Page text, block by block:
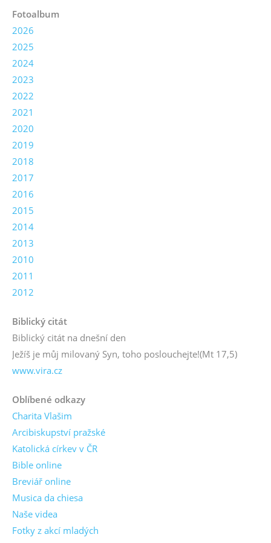
Fotoalbum
2026
2025
2024
2023
2022
2021
2020
2019
2018
2017
2016
2015
2014
2013
2010
2011
2012
Biblický citát
Biblický citát na dnešní den
Ježíš je můj milovaný Syn, toho poslouchejte!(Mt 17,5)
www.vira.cz
Oblíbené odkazy
Charita Vlašim
Arcibiskupství pražské
Katolická církev v ČR
Bible online
Breviář online
Musica da chiesa
Naše videa
Fotky z akcí mladých